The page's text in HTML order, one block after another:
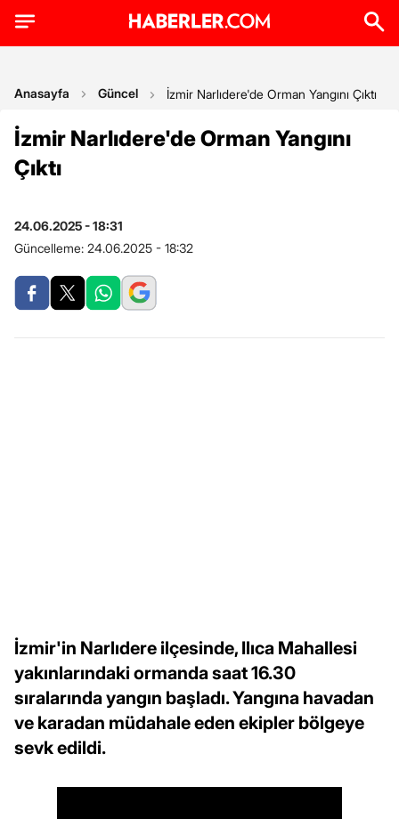
Anasayfa Güncel İzmir Narlıdere'de Orman Yangını Çıktı
İzmir Narlıdere'de Orman Yangını
Çıktı
24.06.2025 - 18:31
Güncelleme: 24.06.2025 - 18:32
İzmir'in Narlıdere ilçesinde, Ilıca Mahallesi
yakınlarındaki ormanda saat 16.30
sıralarında yangın başladı. Yangına havadan
ve karadan müdahale eden ekipler bölgeye
sevk edildi.